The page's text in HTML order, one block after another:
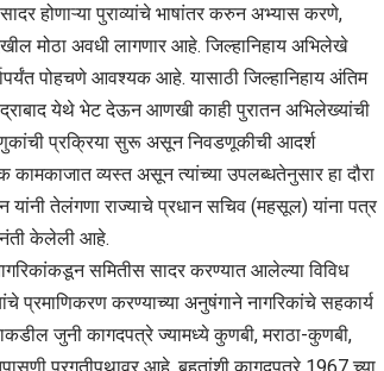
होणाऱ्या पुराव्‍यांचे भाषांतर करुन अभ्‍यास करणे,
मोठा अवधी लागणार आहे. जिल्‍हानिहाय अभिलेखे
पोहचणे आवश्‍यक आहे. यासाठी जिल्‍हानिहाय अंतिम
येथे भेट देऊन आणखी काही पुरातन अभिलेख्‍यांची
प्रक्रिया सुरू असून निवडणूकीची आदर्श
व्‍यस्‍त असून त्‍यांच्‍या उपलब्‍धतेनुसार हा दौरा
तेलंगणा राज्याचे प्रधान सचिव (महसूल) यांना पत्र
केलेली आहे.
समितीस सादर करण्यात आलेल्या विविध
प्रमाणिकरण करण्याच्या अनुषंगाने नागरिकांचे सहकार्य
जुनी कागदपत्रे ज्यामध्ये कुणबी, मराठा-कुणबी,